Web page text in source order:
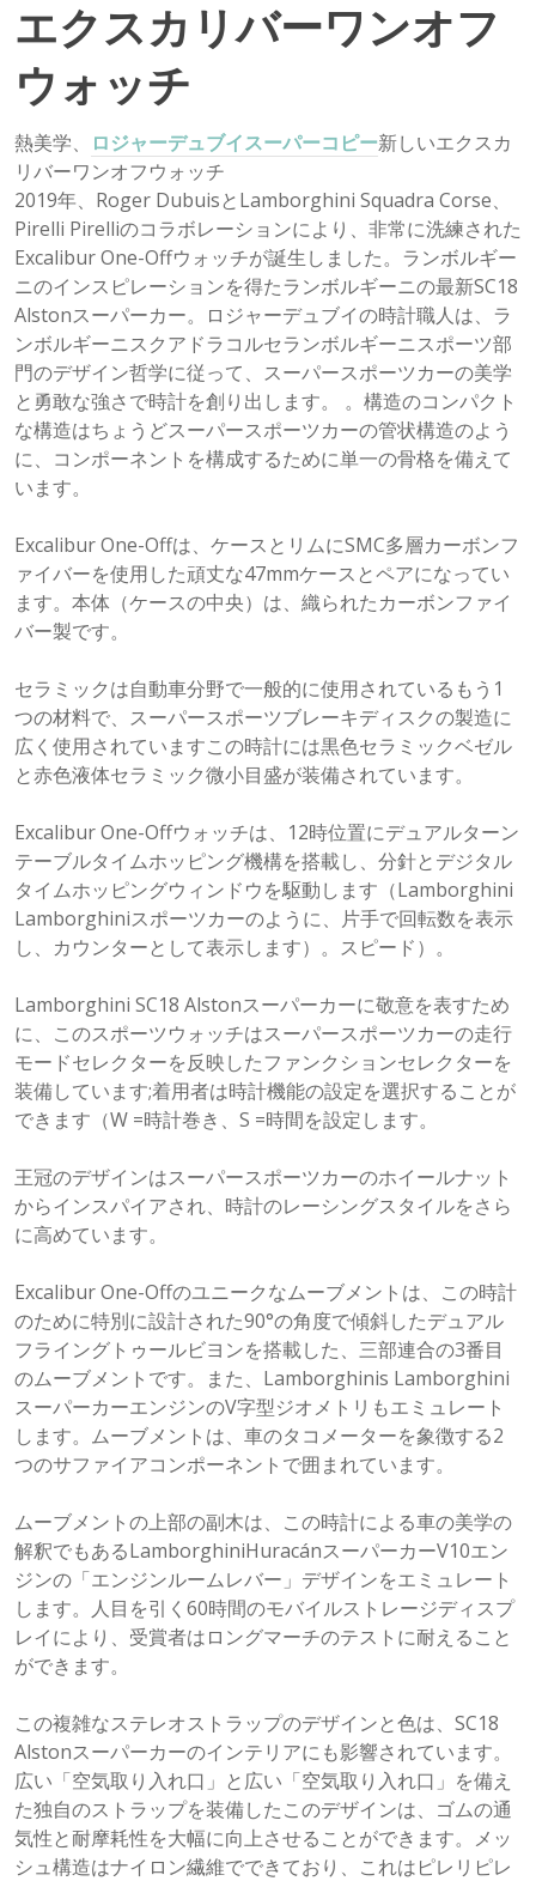
エクスカリバーワンオフ
ウォッチ
熱美学、 ロジャーデュブイスーパーコピー新しいエクスカ
リバーワンオフウォッチ
2019年、Roger DubuisとLamborghini Squadra Corse、
Pirelli Pirelliのコラボレーションにより、非常に洗練された
Excalibur One-Offウォッチが誕生しました。ランボルギー
ニのインスピレーションを得たランボルギーニの最新SC18
Alstonスーパーカー。ロジャーデュブイの時計職人は、ラ
ンボルギーニスクアドラコルセランボルギーニスポーツ部
門のデザイン哲学に従って、スーパースポーツカーの美学
と勇敢な強さで時計を創り出します。 。構造のコンパクト
な構造はちょうどスーパースポーツカーの管状構造のよう
に、コンポーネントを構成するために単一の骨格を備えて
います。
Excalibur One-Offは、ケースとリムにSMC多層カーボンフ
ァイバーを使用した頑丈な47mmケースとペアになってい
ます。本体（ケースの中央）は、織られたカーボンファイ
バー製です。
セラミックは自動車分野で一般的に使用されているもう1
つの材料で、スーパースポーツブレーキディスクの製造に
広く使用されていますこの時計には黒色セラミックベゼル
と赤色液体セラミック微小目盛が装備されています。
Excalibur One-Offウォッチは、12時位置にデュアルターン
テーブルタイムホッピング機構を搭載し、分針とデジタル
タイムホッピングウィンドウを駆動します（Lamborghini
Lamborghiniスポーツカーのように、片手で回転数を表示
し、カウンターとして表示します）。スピード）。
Lamborghini SC18 Alstonスーパーカーに敬意を表すため
に、このスポーツウォッチはスーパースポーツカーの走行
モードセレクターを反映したファンクションセレクターを
装備しています;着用者は時計機能の設定を選択することが
できます（W =時計巻き、S =時間を設定します。
王冠のデザインはスーパースポーツカーのホイールナット
からインスパイアされ、時計のレーシングスタイルをさら
に高めています。
Excalibur One-Offのユニークなムーブメントは、この時計
のために特別に設計された90°の角度で傾斜したデュアル
フライングトゥールビヨンを搭載した、三部連合の3番目
のムーブメントです。また、Lamborghinis Lamborghini
スーパーカーエンジンのV字型ジオメトリもエミュレート
します。ムーブメントは、車のタコメーターを象徴する2
つのサファイアコンポーネントで囲まれています。
ムーブメントの上部の副木は、この時計による車の美学の
解釈でもあるLamborghiniHuracánスーパーカーV10エン
ジンの「エンジンルームレバー」デザインをエミュレート
します。人目を引く60時間のモバイルストレージディスプ
レイにより、受賞者はロングマーチのテストに耐えること
ができます。
この複雑なステレオストラップのデザインと色は、SC18
Alstonスーパーカーのインテリアにも影響されています。
広い「空気取り入れ口」と広い「空気取り入れ口」を備え
た独自のストラップを装備したこのデザインは、ゴムの通
気性と耐摩耗性を大幅に向上させることができます。メッ
シュ構造はナイロン繊維でできており、これはピレリピレ